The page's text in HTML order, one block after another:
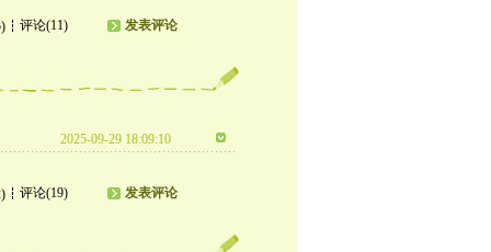
评论(11) 发表评论
2025-09-29 18:09:10
评论(19) 发表评论